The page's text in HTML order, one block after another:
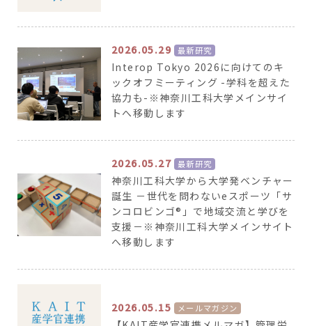
2026.05.29 最新研究
Interop Tokyo 2026に向けてのキ
ックオフミーティング -学科を超えた
協力も-※神奈川工科大学メインサイ
トへ移動します
2026.05.27 最新研究
神奈川工科大学から大学発ベンチャー
誕生 －世代を問わないeスポーツ「サ
ンコロビンゴ®」で地域交流と学びを
支援－※神奈川工科大学メインサイト
へ移動します
2026.05.15 メールマガジン